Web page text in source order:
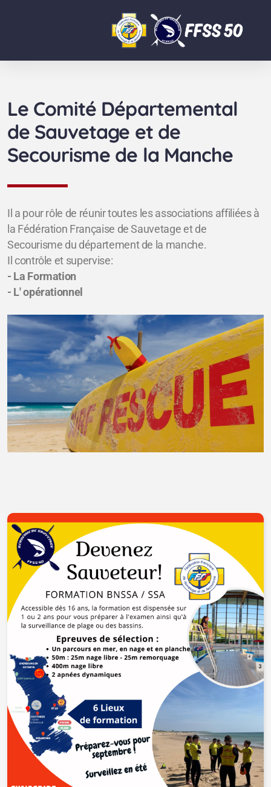
Le Comité Départemental
de Sauvetage et de
Secourisme de la Manche
Il a pour rôle de réunir toutes les associations affiliées à
la Fédération Française de Sauvetage et de
Secourisme du département de la manche.
Il contrôle et supervise:
- La Formation
- L' opérationnel